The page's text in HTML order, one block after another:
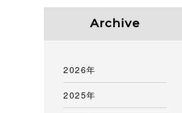
Archive
2026年
2025年